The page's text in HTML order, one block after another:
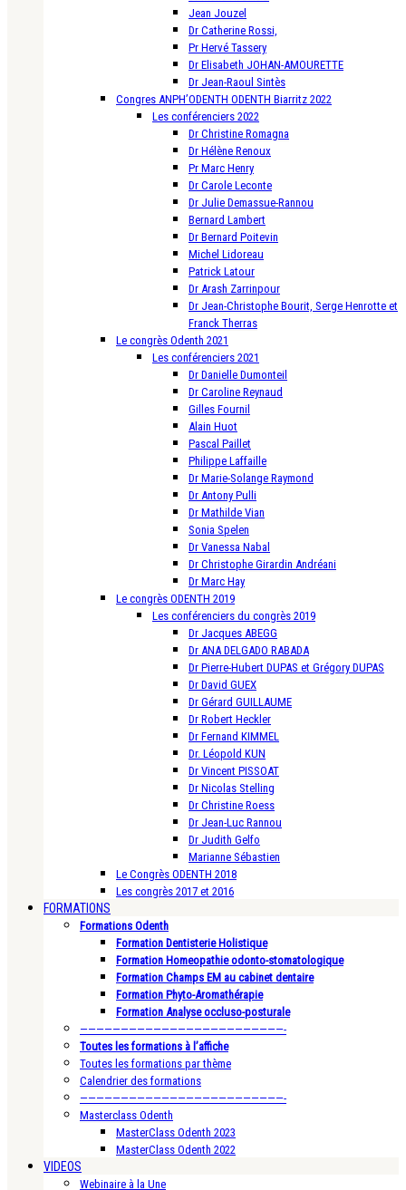
Jean Jouzel
Dr Catherine Rossi,
Pr Hervé Tassery
Dr Elisabeth JOHAN-AMOURETTE
Dr Jean-Raoul Sintès
Congres ANPH’ODENTH ODENTH Biarritz 2022
Les conférenciers 2022
Dr Christine Romagna
Dr Hélène Renoux
Pr Marc Henry
Dr Carole Leconte
Dr Julie Demassue-Rannou
Bernard Lambert
Dr Bernard Poitevin
Michel Lidoreau
Patrick Latour
Dr Arash Zarrinpour
Dr Jean-Christophe Bourit, Serge Henrotte et
Franck Therras
Le congrès Odenth 2021
Les conférenciers 2021
Dr Danielle Dumonteil
Dr Caroline Reynaud
Gilles Fournil
Alain Huot
Pascal Paillet
Philippe Laffaille
Dr Marie-Solange Raymond
Dr Antony Pulli
Dr Mathilde Vian
Sonia Spelen
Dr Vanessa Nabal
Dr Christophe Girardin Andréani
Dr Marc Hay
Le congrès ODENTH 2019
Les conférenciers du congrès 2019
Dr Jacques ABEGG
Dr ANA DELGADO RABADA
Dr Pierre-Hubert DUPAS et Grégory DUPAS
Dr David GUEX
Dr Gérard GUILLAUME
Dr Robert Heckler
Dr Fernand KIMMEL
Dr. Léopold KUN
Dr Vincent PISSOAT
Dr Nicolas Stelling
Dr Christine Roess
Dr Jean-Luc Rannou
Dr Judith Gelfo
Marianne Sébastien
Le Congrès ODENTH 2018
Les congrès 2017 et 2016
FORMATIONS
Formations Odenth
Formation Dentisterie Holistique
Formation Homeopathie odonto-stomatologique
Formation Champs EM au cabinet dentaire
Formation Phyto-Aromathérapie
Formation Analyse occluso-posturale
—————————————————————————-
Toutes les formations à l’affiche
Toutes les formations par thème
Calendrier des formations
—————————————————————————-
Masterclass Odenth
MasterClass Odenth 2023
MasterClass Odenth 2022
VIDEOS
Webinaire à la Une